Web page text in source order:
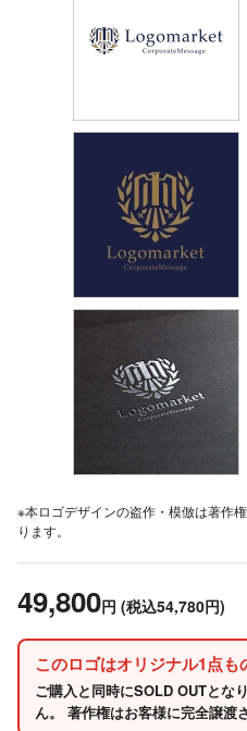
※本ロゴデザインの盗作・模倣は著作
ります。
49,800円 (税込54,780円)
このロゴはオリジナル1点も
ご購入と同時にSOLD OUTとな
ん。 著作権はお客様に完全譲渡